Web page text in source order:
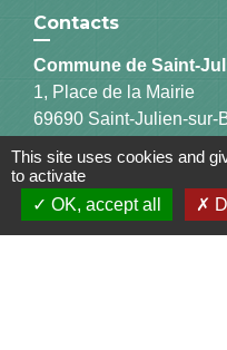
Contacts
Commune de Saint-
1, Place de la Mairie
69690 Saint-Julien-sur-
This site uses cookies and
to activate
OK, accept all